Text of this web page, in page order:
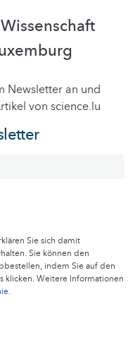
Newsletter an und
von science.lu
Sie sich damit
Sie können den
indem Sie auf den
klicken. Weitere Informationen
.